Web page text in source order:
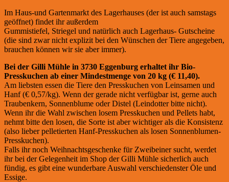
Im Haus-und Gartenmarkt des Lagerhauses (der ist auch samstags
geöffnet) findet ihr außerdem
Gummistiefel, Striegel und natürlich auch Lagerhaus- Gutscheine
(die sind zwar nicht explizit bei den Wünschen der Tiere angegeben,
brauchen können wir sie aber immer).
Bei der Gilli Mühle in 3730 Eggenburg erhaltet ihr Bio-
Presskuchen ab einer Mindestmenge von 20 kg (€ 11,40).
Am liebsten essen die Tiere den Presskuchen von Leinsamen und
Hanf (€ 0,57/kg). Wenn der gerade nicht verfügbar ist, gerne auch
Traubenkern, Sonnenblume oder Distel (Leindotter bitte nicht).
Wenn ihr die Wahl zwischen losem Presskuchen und Pellets habt,
nehmt bitte den losen, die Sorte ist aber wichtiger als die Konsistenz
(also lieber pelletierten Hanf-Presskuchen als losen Sonnenblumen-
Presskuchen).
Falls ihr noch Weihnachtsgeschenke für Zweibeiner sucht, werdet
ihr bei der Gelegenheit im Shop der Gilli Mühle sicherlich auch
fündig, es gibt eine wunderbare Auswahl verschiedenster Öle und
Essige.